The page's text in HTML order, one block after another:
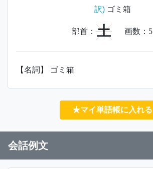
訳)ゴミ箱
部首： 土 画数： 5
【名詞】 ゴミ箱
★マイ単語帳に入れる
会話例文